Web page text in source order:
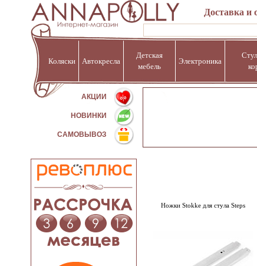
Доставка и
Коляски Автокресла
Детская
мебель
Электроника
АКЦИИ %
НОВИНКИ
САМОВЫВОЗ
Ножки Stokke для стула Steps